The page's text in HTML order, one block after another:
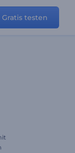
Gratis testen